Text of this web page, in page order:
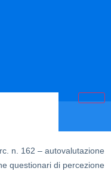
n. 162 – autovalutazione
questionari di percezione